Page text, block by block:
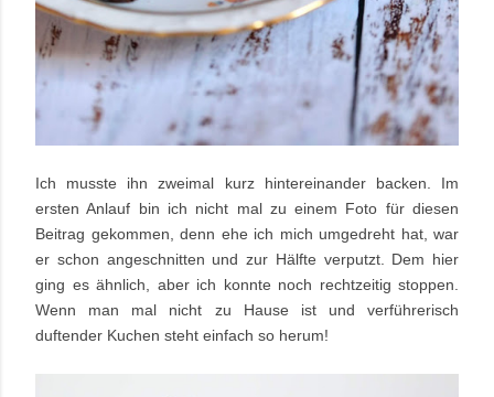
Ich musste ihn zweimal kurz hintereinander backen. Im
ersten Anlauf bin ich nicht mal zu einem Foto für diesen
Beitrag gekommen, denn ehe ich mich umgedreht hat, war
er schon angeschnitten und zur Hälfte verputzt. Dem hier
ging es ähnlich, aber ich konnte noch rechtzeitig stoppen.
Wenn man mal nicht zu Hause ist und verführerisch
duftender Kuchen steht einfach so herum!